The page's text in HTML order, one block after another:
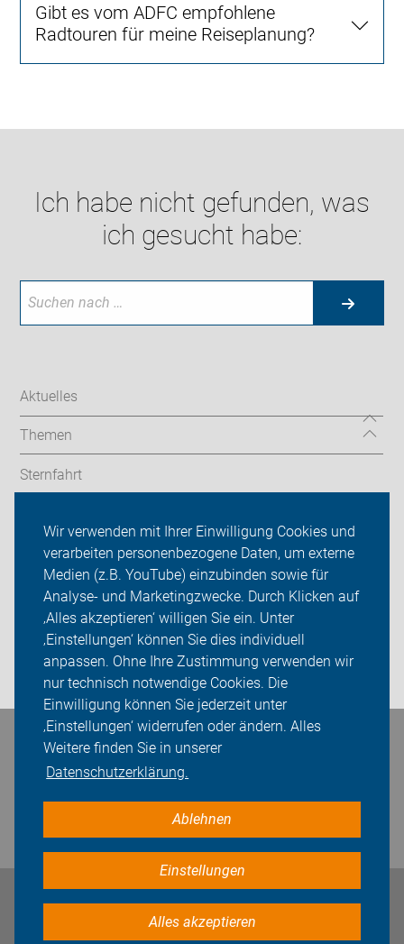
Wir verwenden mit Ihrer Einwilligung Cookies und
verarbeiten personenbezogene Daten, um externe
Medien (z.B. YouTube) einzubinden sowie für
Analyse- und Marketingzwecke. Durch Klicken auf
‚Alles akzeptieren‘ willigen Sie ein. Unter
‚Einstellungen‘ können Sie dies individuell
anpassen. Ohne Ihre Zustimmung verwenden wir
nur technisch notwendige Cookies. Die
Einwilligung können Sie jederzeit unter
‚Einstellungen‘ widerrufen oder ändern. Alles
Weitere finden Sie in unserer
Datenschutzerklärung.
Ablehnen
Einstellungen
Alles akzeptieren
Gibt es vom ADFC empfohlene
Radtouren für meine Reiseplanung?
Ich habe nicht gefunden, was
ich gesucht habe:
Aktuelles
Themen
Sternfahrt
ADFC Berlin
Sei dabei
Presse
Login
Bleiben Sie in Kontakt